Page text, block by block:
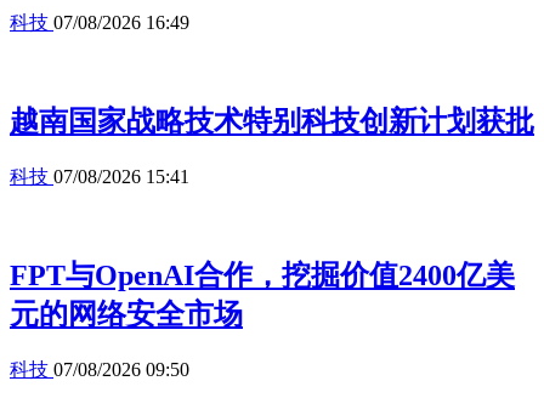
科技 07/08/2026 16:49
越南国家战略技术特别科技创新计划获批
科技 07/08/2026 15:41
FPT与OpenAI合作，挖掘价值2400亿美
元的网络安全市场
科技 07/08/2026 09:50